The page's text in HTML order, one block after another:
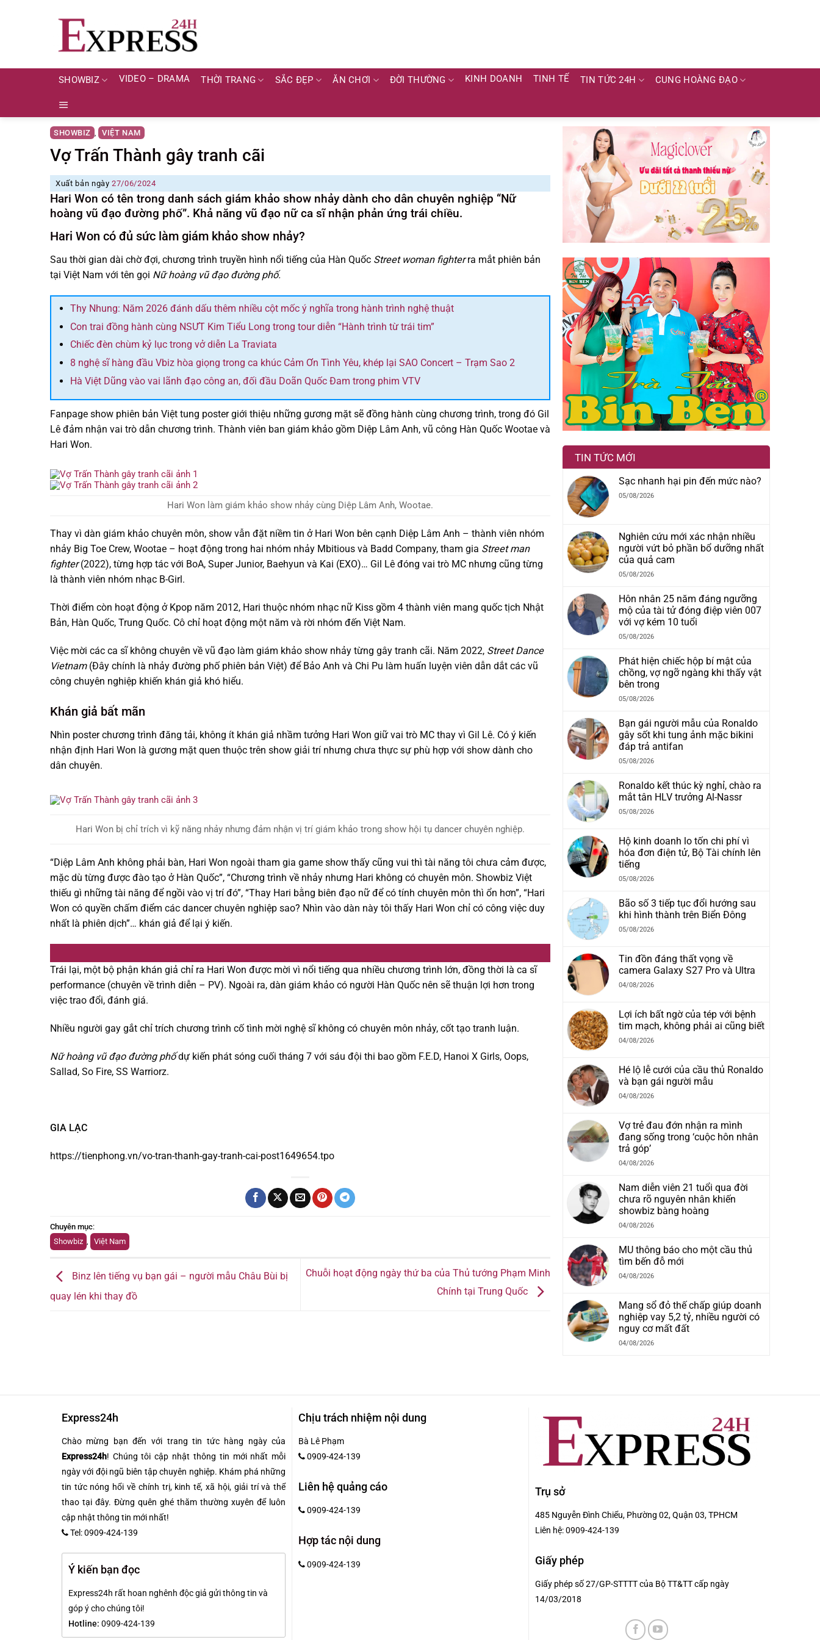
SHOWBIZ VIDEO – DRAMA THỜI TRANG SẮC ĐẸP ĂN CHƠI ĐỜI THƯỜNG KINH DOANH TINH TẾ TIN TỨC 24H CUNG HOÀNG ĐẠO
SHOWBIZ , VIỆT NAM
Vợ Trấn Thành gây tranh cãi
Xuất bản ngày27/06/2024
Hari Won có tên trong danh sách giám khảo show nhảy dành cho dân chuyên nghiệp “Nữ
hoàng vũ đạo đường phố”. Khả năng vũ đạo nữ ca sĩ nhận phản ứng trái chiều.
Hari Won có đủ sức làm giám khảo show nhảy?
Sau thời gian dài chờ đợi, chương trình truyền hình nổi tiếng của Hàn Quốc Street woman fighterra mắt phiên bản
tại Việt Nam với tên gọi Nữ hoàng vũ đạo đường phố.
Thy Nhung: Năm 2026 đánh dấu thêm nhiều cột mốc ý nghĩa trong hành trình nghệ thuật
Con trai đồng hành cùng NSƯT Kim Tiểu Long trong tour diễn “Hành trình từ trái tim”
Chiếc đèn chùm kỷ lục trong vở diễn La Traviata
8 nghệ sĩ hàng đầu Vbiz hòa giọng trong ca khúc Cảm Ơn Tình Yêu, khép lại SAO Concert – Trạm Sao 2
Hà Việt Dũng vào vai lãnh đạo công an, đối đầu Doãn Quốc Đam trong phim VTV
Fanpage show phiên bản Việt tung poster giới thiệu những gương mặt sẽ đồng hành cùng chương trình, trong đó Gil
Lê đảm nhận vai trò dẫn chương trình. Thành viên ban giám khảo gồm Diệp Lâm Anh, vũ công Hàn Quốc Wootae và
Hari Won.
Hari Won làm giám khảo show nhảy cùng Diệp Lâm Anh, Wootae.
Thay vì dàn giám khảo chuyên môn, show vẫn đặt niềm tin ở Hari Won bên cạnh Diệp Lâm Anh – thành viên nhóm
nhảy Big Toe Crew, Wootae – hoạt động trong hai nhóm nhảy Mbitious và Badd Company, tham gia Street man
fighter(2022), từng hợp tác với BoA, Super Junior, Baehyun và Kai (EXO)… Gil Lê đóng vai trò MC nhưng cũng từng
là thành viên nhóm nhạc B-Girl.
Thời điểm còn hoạt động ở Kpop năm 2012, Hari thuộc nhóm nhạc nữ Kiss gồm 4 thành viên mang quốc tịch Nhật
Bản, Hàn Quốc, Trung Quốc. Cô chỉ hoạt động một năm và rời nhóm đến Việt Nam.
Việc mời các ca sĩ không chuyên về vũ đạo làm giám khảo show nhảy từng gây tranh cãi. Năm 2022, Street Dance
Vietnam(Đây chính là nhảy đường phố phiên bản Việt) để Bảo Anh và Chi Pu làm huấn luyện viên dẫn dắt các vũ
công chuyên nghiệp khiến khán giả khó hiểu.
Khán giả bất mãn
Nhìn poster chương trình đăng tải, không ít khán giả nhầm tưởng Hari Won giữ vai trò MC thay vì Gil Lê. Có ý kiến
nhận định Hari Won là gương mặt quen thuộc trên show giải trí nhưng chưa thực sự phù hợp với show dành cho
dân chuyên.
Hari Won bị chỉ trích vì kỹ năng nhảy nhưng đảm nhận vị trí giám khảo trong show hội tụ dancer chuyên nghiệp.
“Diệp Lâm Anh không phải bàn, Hari Won ngoài tham gia game show thấy cũng vui thì tài năng tôi chưa cảm được,
mặc dù từng được đào tạo ở Hàn Quốc”, “Chương trình về nhảy nhưng Hari không có chuyên môn. Showbiz Việt
thiếu gì những tài năng để ngồi vào vị trí đó”, “Thay Hari bằng biên đạo nữ để có tính chuyên môn thì ổn hơn”, “Hari
Won có quyền chấm điểm các dancer chuyên nghiệp sao? Nhìn vào dàn này tôi thấy Hari Won chỉ có công việc duy
nhất là phiên dịch”… khán giả để lại ý kiến.
Trái lại, một bộ phận khán giả chỉ ra Hari Won được mời vì nổi tiếng qua nhiều chương trình lớn, đồng thời là ca sĩ
performance (chuyên về trình diễn – PV). Ngoài ra, dàn giám khảo có người Hàn Quốc nên sẽ thuận lợi hơn trong
việc trao đổi, đánh giá.
Nhiều người gay gắt chỉ trích chương trình cố tình mời nghệ sĩ không có chuyên môn nhảy, cốt tạo tranh luận.
Nữ hoàng vũ đạo đường phốdự kiến phát sóng cuối tháng 7 với sáu đội thi bao gồm F.E.D, Hanoi X Girls, Oops,
Sallad, So Fire, SS Warriorz.
GIA LẠC
https://tienphong.vn/vo-tran-thanh-gay-tranh-cai-post1649654.tpo
Chuyên mục:
Showbiz
Việt Nam
Binz lên tiếng vụ bạn gái – người mẫu Châu Bùi bị
quay lén khi thay đồ
Chuỗi hoạt động ngày thứ ba của Thủ tướng Phạm Minh
Chính tại Trung Quốc
TIN TỨC MỚI
Sạc nhanh hại pin đến mức nào?
05/08/2026
Nghiên cứu mới xác nhận nhiều
người vứt bỏ phần bổ dưỡng nhất
của quả cam
05/08/2026
Hôn nhân 25 năm đáng ngưỡng
mộ của tài tử đóng điệp viên 007
với vợ kém 10 tuổi
05/08/2026
Phát hiện chiếc hộp bí mật của
chồng, vợ ngỡ ngàng khi thấy vật
bên trong
05/08/2026
Bạn gái người mẫu của Ronaldo
gây sốt khi tung ảnh mặc bikini
đáp trả antifan
05/08/2026
Ronaldo kết thúc kỳ nghỉ, chào ra
mắt tân HLV trưởng Al-Nassr
05/08/2026
Hộ kinh doanh lo tốn chi phí vì
hóa đơn điện tử, Bộ Tài chính lên
tiếng
05/08/2026
Bão số 3 tiếp tục đổi hướng sau
khi hình thành trên Biển Đông
05/08/2026
Tin đồn đáng thất vọng về
camera Galaxy S27 Pro và Ultra
04/08/2026
Lợi ích bất ngờ của tép với bệnh
tim mạch, không phải ai cũng biết
04/08/2026
Hé lộ lễ cưới của cầu thủ Ronaldo
và bạn gái người mẫu
04/08/2026
Vợ trẻ đau đớn nhận ra mình
đang sống trong ‘cuộc hôn nhân
trả góp’
04/08/2026
Nam diễn viên 21 tuổi qua đời
chưa rõ nguyên nhân khiến
showbiz bàng hoàng
04/08/2026
MU thông báo cho một cầu thủ
tìm bến đỗ mới
04/08/2026
Mang sổ đỏ thế chấp giúp doanh
nghiệp vay 5,2 tỷ, nhiều người có
nguy cơ mất đất
04/08/2026
Express24h
Chào mừng bạn đến với trang tin tức hàng ngày của
Express24h! Chúng tôi cập nhật thông tin mới nhất mỗi
ngày với đội ngũ biên tập chuyên nghiệp. Khám phá những
tin tức nóng hổi về chính trị, kinh tế, xã hội, giải trí và thể
thao tại đây. Đừng quên ghé thăm thường xuyên để luôn
cập nhật thông tin mới nhất!
Tel: 0909-424-139
Ý kiến bạn đọc
Express24h rất hoan nghênh độc giả gửi thông tin và
góp ý cho chúng tôi!
Hotline: 0909-424-139
Chịu trách nhiệm nội dung
Bà Lê Phạm
0909-424-139
Liên hệ quảng cáo
0909-424-139
Hợp tác nội dung
0909-424-139
Trụ sở
485 Nguyễn Đình Chiểu, Phường 02, Quận 03, TPHCM
Liên hệ:0909-424-139
Giấy phép
Giấy phép số 27/GP-STTTT của Bộ TT&TT cấp ngày
14/03/2018